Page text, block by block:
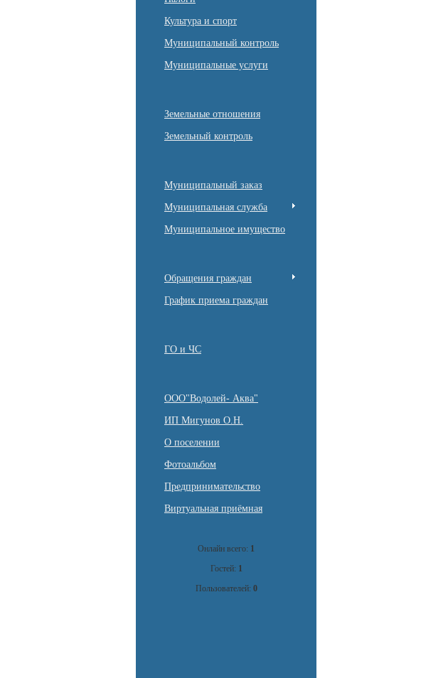
Культура и спорт
Муниципальный контроль
Муниципальные услуги
Земельные отношения
Земельный контроль
Муниципальный заказ
Муниципальная служба
Муниципальное имущество
Обращения граждан
График приема граждан
ГО и ЧС
ООО"Водолей- Аква"
ИП Мигунов О.Н.
О поселении
Фотоальбом
Предпринимательство
Виртуальная приёмная
Онлайн всего: 1
Гостей: 1
Пользователей: 0